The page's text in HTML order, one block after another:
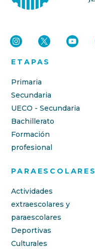
ETAPAS
Primaria
Secundaria
UECO - Secundaria
Bachillerato
Formación
profesional
PARAESCOLARES
Actividades
extraescolares y
paraescolares
Deportivas
Culturales